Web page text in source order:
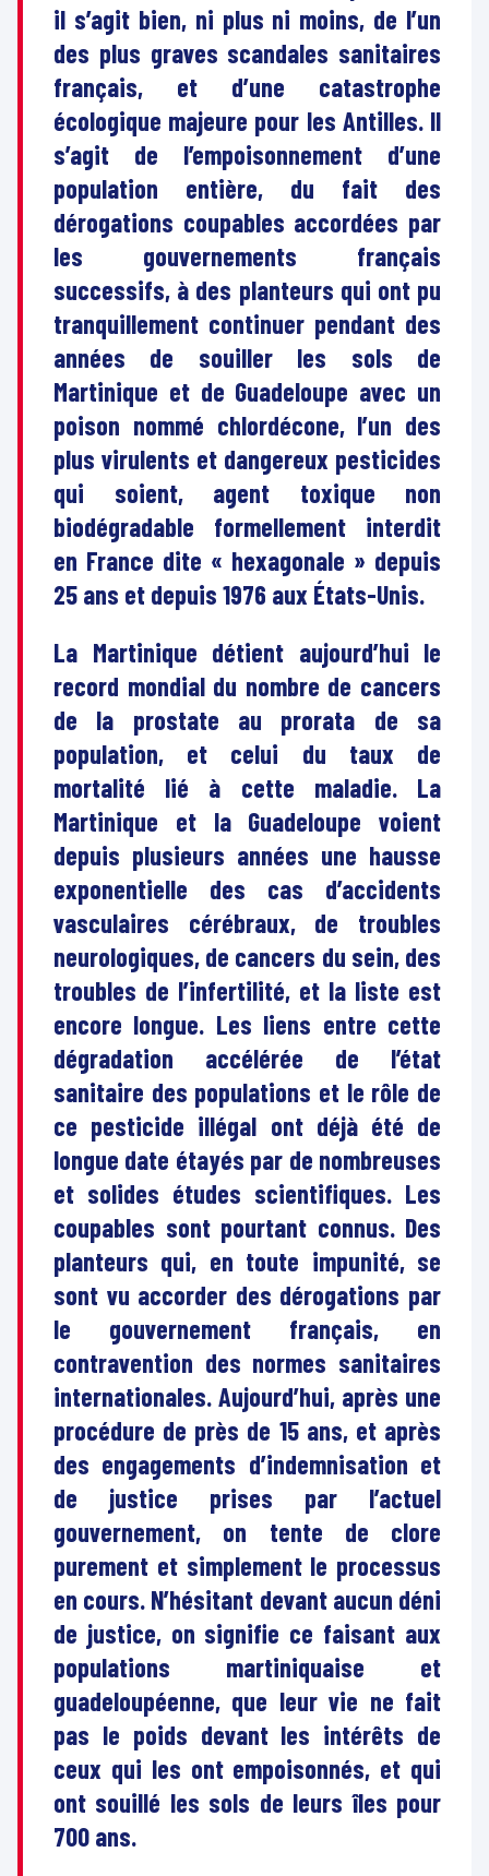
il s’agit bien, ni plus ni moins, de l’un
des plus graves scandales sanitaires
français, et d’une catastrophe
écologique majeure pour les Antilles. Il
s’agit de l’empoisonnement d’une
population entière, du fait des
dérogations coupables accordées par
les gouvernements français
successifs, à des planteurs qui ont pu
tranquillement continuer pendant des
années de souiller les sols de
Martinique et de Guadeloupe avec un
poison nommé chlordécone, l’un des
plus virulents et dangereux pesticides
qui soient, agent toxique non
biodégradable formellement interdit
en France dite « hexagonale » depuis
25 ans et depuis 1976 aux États-Unis.
La Martinique détient aujourd’hui le
record mondial du nombre de cancers
de la prostate au prorata de sa
population, et celui du taux de
mortalité lié à cette maladie. La
Martinique et la Guadeloupe voient
depuis plusieurs années une hausse
exponentielle des cas d’accidents
vasculaires cérébraux, de troubles
neurologiques, de cancers du sein, des
troubles de l’infertilité, et la liste est
encore longue. Les liens entre cette
dégradation accélérée de l’état
sanitaire des populations et le rôle de
ce pesticide illégal ont déjà été de
longue date étayés par de nombreuses
et solides études scientifiques. Les
coupables sont pourtant connus. Des
planteurs qui, en toute impunité, se
sont vu accorder des dérogations par
le gouvernement français, en
contravention des normes sanitaires
internationales. Aujourd’hui, après une
procédure de près de 15 ans, et après
des engagements d’indemnisation et
de justice prises par l’actuel
gouvernement, on tente de clore
purement et simplement le processus
en cours. N’hésitant devant aucun déni
de justice, on signifie ce faisant aux
populations martiniquaise et
guadeloupéenne, que leur vie ne fait
pas le poids devant les intérêts de
ceux qui les ont empoisonnés, et qui
ont souillé les sols de leurs îles pour
700 ans.